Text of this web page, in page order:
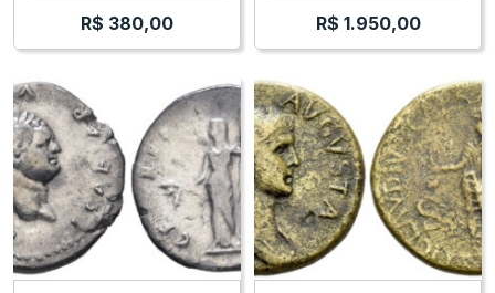
R$ 380,00 R$ 1.950,00